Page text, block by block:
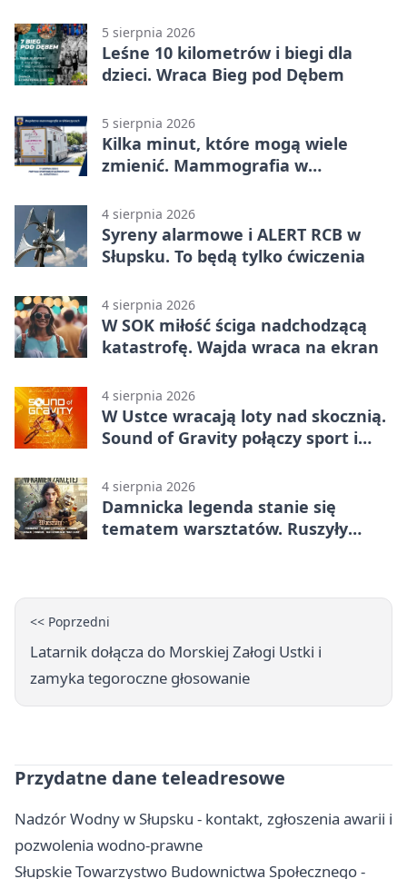
5 sierpnia 2026
Leśne 10 kilometrów i biegi dla
dzieci. Wraca Bieg pod Dębem
5 sierpnia 2026
Kilka minut, które mogą wiele
zmienić. Mammografia w
4 sierpnia 2026
Syreny alarmowe i ALERT RCB w
Słupsku. To będą tylko ćwiczenia
4 sierpnia 2026
W SOK miłość ściga nadchodzącą
katastrofę. Wajda wraca na ekran
4 sierpnia 2026
W Ustce wracają loty nad skocznią.
Sound of Gravity połączy sport i
4 sierpnia 2026
Damnicka legenda stanie się
tematem warsztatów. Ruszyły
<< Poprzedni
Latarnik dołącza do Morskiej Załogi Ustki i
zamyka tegoroczne głosowanie
Przydatne dane teleadresowe
Nadzór Wodny w Słupsku - kontakt, zgłoszenia awarii i
pozwolenia wodno-prawne
Słupskie Towarzystwo Budownictwa Społecznego -